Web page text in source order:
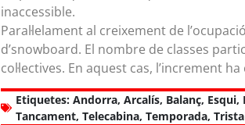
inaccessible.
Paral·lelament al creixement de
d’snowboard. El nombre de classes
col·lectives. En aquest cas, l’increment
Etiquetes: Andorra, Arcalís, Balanç, Esqui,
Tancament, Telecabina, Temporada,